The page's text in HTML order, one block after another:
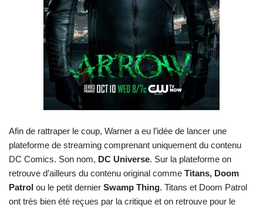
Afin de rattraper le coup, Warner a eu l’idée de lancer une
plateforme de streaming comprenant uniquement du contenu
DC Comics. Son nom, DC Universe. Sur la plateforme on
retrouve d’ailleurs du contenu original comme Titans, Doom
Patrol ou le petit dernier Swamp Thing. Titans et Doom Patrol
ont très bien été reçues par la critique et on retrouve pour le